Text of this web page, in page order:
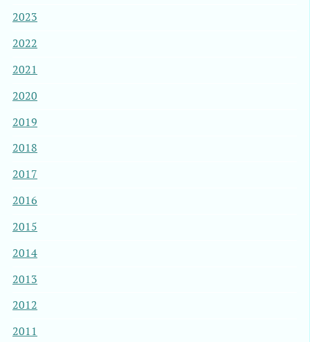
2023
2022
2021
2020
2019
2018
2017
2016
2015
2014
2013
2012
2011